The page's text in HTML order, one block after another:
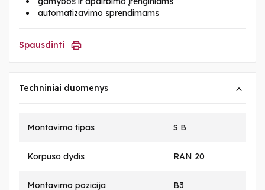
automatizavimo sprendimams
Spausdinti
Techniniai duomenys
Montavimo tipas S B
Korpuso dydis RAN 20
Montavimo pozicija B3